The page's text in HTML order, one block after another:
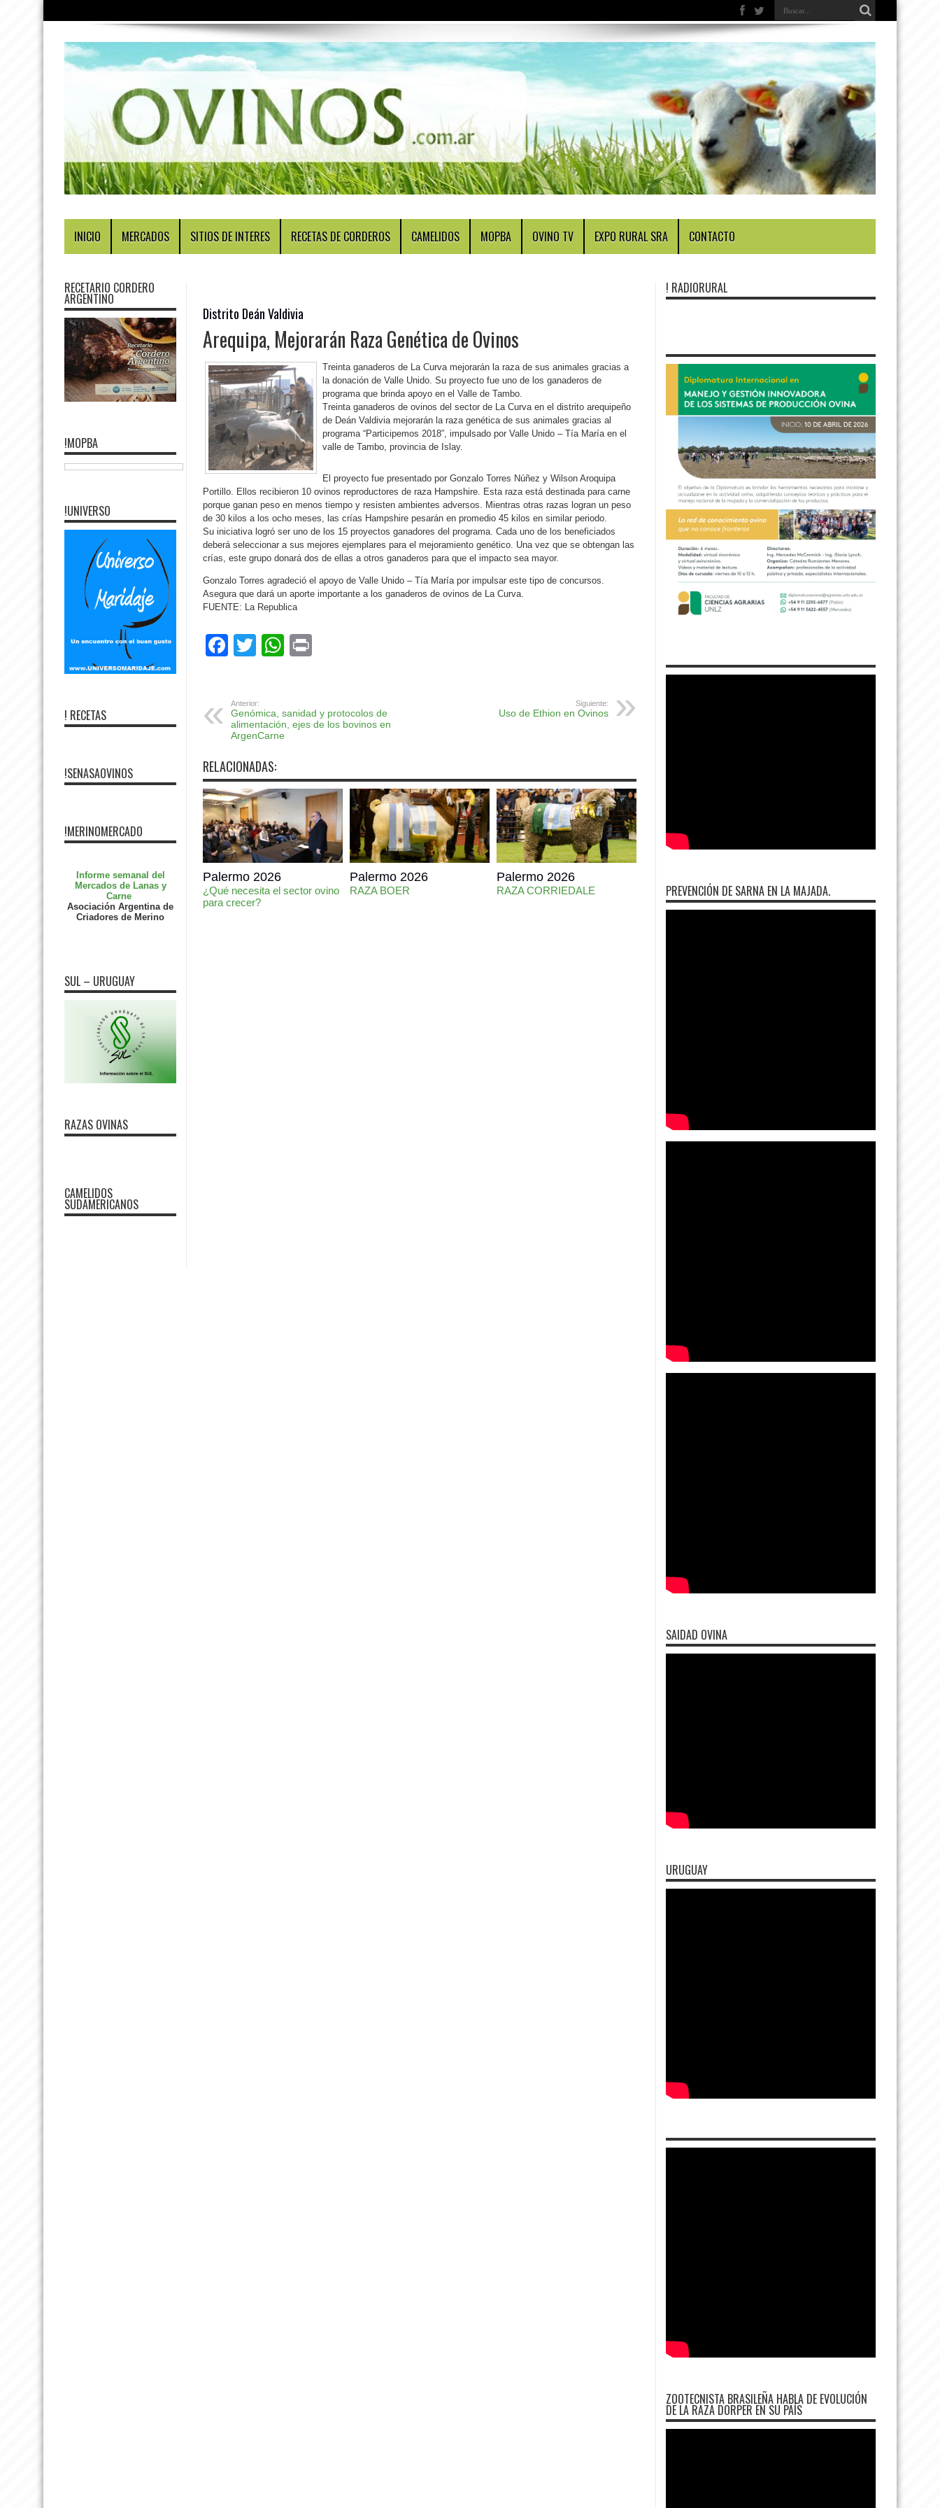
INICIO MERCADOS SITIOS DE INTERES RECETAS DE CORDEROS CAMELIDOS MOPBA OVINO TV EXPO RURAL SRA CONTACTO
Distrito Deán Valdivia
Arequipa, Mejorarán Raza Genética de Ovinos
Treinta ganaderos de La Curva mejorarán la raza de sus animales gracias a
la donación de Valle Unido. Su proyecto fue uno de los ganaderos de
programa que brinda apoyo en el Valle de Tambo.
Treinta ganaderos de ovinos del sector de La Curva en el distrito arequipeño
de Deán Valdivia mejorarán la raza genética de sus animales gracias al
programa “Participemos 2018”, impulsado por Valle Unido – Tía María en el
valle de Tambo, provincia de Islay.
El proyecto fue presentado por Gonzalo Torres Núñez y Wilson Aroquipa
Portillo. Ellos recibieron 10 ovinos reproductores de raza Hampshire. Esta raza está destinada para carne
porque ganan peso en menos tiempo y resisten ambientes adversos. Mientras otras razas logran un peso
de 30 kilos a los ocho meses, las crías Hampshire pesarán en promedio 45 kilos en similar periodo.
Su iniciativa logró ser uno de los 15 proyectos ganadores del programa. Cada uno de los beneficiados
deberá seleccionar a sus mejores ejemplares para el mejoramiento genético. Una vez que se obtengan las
crías, este grupo donará dos de ellas a otros ganaderos para que el impacto sea mayor.
Gonzalo Torres agradeció el apoyo de Valle Unido – Tía María por impulsar este tipo de concursos.
Asegura que dará un aporte importante a los ganaderos de ovinos de La Curva.
FUENTE: La Republica
Facebook
TwitterWhatsApp
Anterior:
Genómica, sanidad y protocolos de
alimentación, ejes de los bovinos en
ArgenCarne
Siguiente:
Uso de Ethion en Ovinos
RELACIONADAS:
Palermo 2026
¿Qué necesita el sector ovino
para crecer?
Palermo 2026
RAZA BOER
Palermo 2026
RAZA CORRIEDALE
RECETARIO CORDERO
ARGENTINO
!MOPBA
!UNIVERSO
! RECETAS
!SENASAOVINOS
!MERINOMERCADO
Informe semanal del
Mercados de Lanas y
Carne
Asociación Argentina de
Criadores de Merino
SUL – URUGUAY
RAZAS OVINAS
CAMELIDOS
SUDAMERICANOS
! RADIORURAL
PREVENCIÓN DE SARNA EN LA MAJADA.
SAIDAD OVINA
URUGUAY
ZOOTECNISTA BRASILEÑA HABLA DE EVOLUCIÓN
DE LA RAZA DORPER EN SU PAÍS